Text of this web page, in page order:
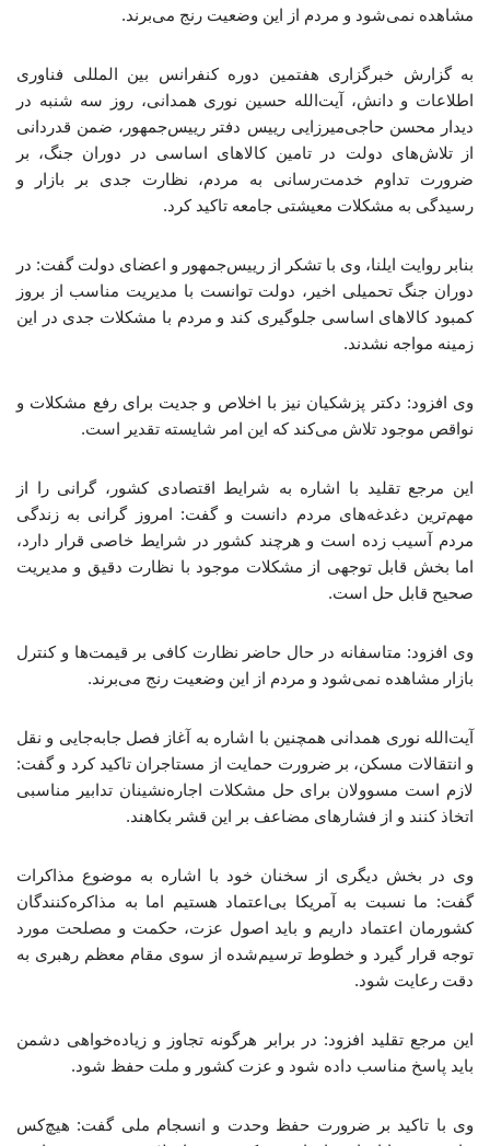
مشاهده نمی‌شود و مردم از این وضعیت رنج می‌برند.
به گزارش خبرگزاری هفتمین دوره کنفرانس بین المللی فناوری
اطلاعات و دانش، آیت‌الله حسین نوری همدانی، روز سه شنبه در
دیدار محسن حاجی‌میرزایی رییس دفتر رییس‌جمهور، ضمن قدردانی
از تلاش‌های دولت در تامین کالاهای اساسی در دوران جنگ، بر
ضرورت تداوم خدمت‌رسانی به مردم، نظارت جدی بر بازار و
رسیدگی به مشکلات معیشتی جامعه تاکید کرد.
بنابر روایت ایلنا، وی با تشکر از رییس‌جمهور و اعضای دولت گفت: در
دوران جنگ تحمیلی اخیر، دولت توانست با مدیریت مناسب از بروز
کمبود کالاهای اساسی جلوگیری کند و مردم با مشکلات جدی در این
زمینه مواجه نشدند.
وی افزود: دکتر پزشکیان نیز با اخلاص و جدیت برای رفع مشکلات و
نواقص موجود تلاش می‌کند که این امر شایسته تقدیر است.
این مرجع تقلید با اشاره به شرایط اقتصادی کشور، گرانی را از
مهم‌ترین دغدغه‌های مردم دانست و گفت: امروز گرانی به زندگی
مردم آسیب زده است و هرچند کشور در شرایط خاصی قرار دارد،
اما بخش قابل توجهی از مشکلات موجود با نظارت دقیق و مدیریت
صحیح قابل حل است.
وی افزود: متاسفانه در حال حاضر نظارت کافی بر قیمت‌ها و کنترل
بازار مشاهده نمی‌شود و مردم از این وضعیت رنج می‌برند.
آیت‌الله نوری همدانی همچنین با اشاره به آغاز فصل جابه‌جایی و نقل
و انتقالات مسکن، بر ضرورت حمایت از مستاجران تاکید کرد و گفت:
لازم است مسوولان برای حل مشکلات اجاره‌نشینان تدابیر مناسبی
اتخاذ کنند و از فشارهای مضاعف بر این قشر بکاهند.
وی در بخش دیگری از سخنان خود با اشاره به موضوع مذاکرات
گفت: ما نسبت به آمریکا بی‌اعتماد هستیم اما به مذاکره‌کنندگان
کشورمان اعتماد داریم و باید اصول عزت، حکمت و مصلحت مورد
توجه قرار گیرد و خطوط ترسیم‌شده از سوی مقام معظم رهبری به
دقت رعایت شود.
این مرجع تقلید افزود: در برابر هرگونه تجاوز و زیاده‌خواهی دشمن
باید پاسخ مناسب داده شود و عزت کشور و ملت حفظ شود.
وی با تاکید بر ضرورت حفظ وحدت و انسجام ملی گفت: هیچ‌کس